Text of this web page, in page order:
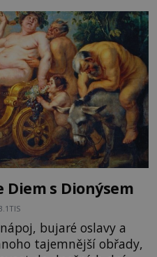
máme namířeno,
z templářů. „Do Sk
Diem s Dionýsem
bujaré oslavy a
tajemnější obřady,